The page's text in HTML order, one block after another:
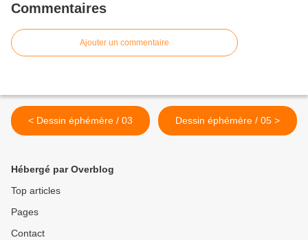
Commentaires
Ajouter un commentaire
< Dessin éphémère / 03 Dessin éphémère / 05 >
Hébergé par Overblog
Top articles
Pages
Contact